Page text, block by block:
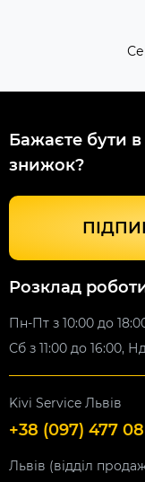
Бажаєте бути в
знижок?
Розклад
Пн-Пт з 10:00 до
Сб з 11:00 до 16:00,
Kivi Service Львів
+38 (097) 477 08
Львів (відділ